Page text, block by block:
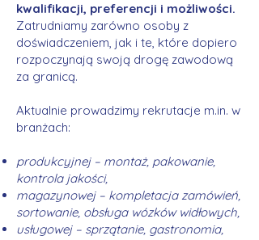
kwalifikacji, preferencji i możliwości.
Zatrudniamy zarówno osoby z
doświadczeniem, jak i te, które dopiero
rozpoczynają swoją drogę zawodową
za granicą.
Aktualnie prowadzimy rekrutacje m.in. w
branżach:
produkcyjnej – montaż, pakowanie,
kontrola jakości,
magazynowej – kompletacja zamówień,
sortowanie, obsługa wózków widłowych,
usługowej – sprzątanie, gastronomia,